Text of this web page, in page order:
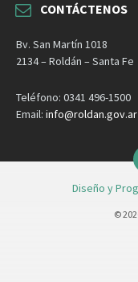
CONTÁCTENOS
Bv. San Martín 1018
2134 – Roldán – Santa Fe
Teléfono: 0341 496-1500
Email: info@roldan.gov.ar
Diseño y
©